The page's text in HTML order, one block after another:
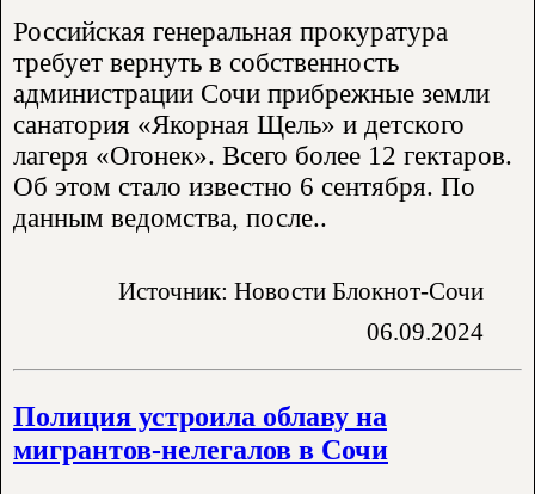
Российская генеральная прокуратура
требует вернуть в собственность
администрации Сочи прибрежные земли
санатория «Якорная Щель» и детского
лагеря «Огонек». Всего более 12 гектаров.
Об этом стало известно 6 сентября. По
данным ведомства, после..
Источник: Новости Блокнот-Сочи
06.09.2024
Полиция устроила облаву на
мигрантов-нелегалов в Сочи